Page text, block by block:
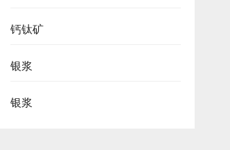
钙钛矿
银浆
银浆